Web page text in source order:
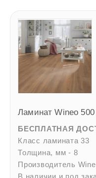
Ламинат Wineo
БЕСПЛАТНАЯ
Класс ламината 33
Толщина, мм - 8
Производитель
В наличии и под